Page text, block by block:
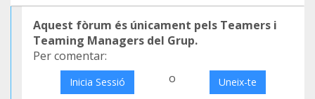
Aquest fòrum és únicament pels Teamers i
Teaming Managers del Grup.
Per comentar:
Inicia Sessió o Uneix-te